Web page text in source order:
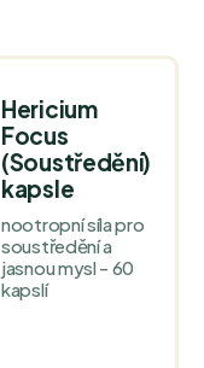
Hericium
Focus
(Soustředění)
kapsle
nootropní síla pro
soustředění a
jasnou mysl - 60
kapslí